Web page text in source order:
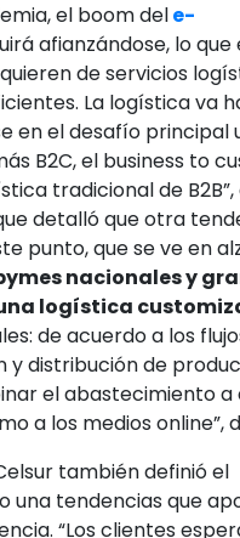
el boom dele-
afianzándose, lo que
de servicios
La logística va
en el desafío principal
B2C, el business to
tradicional de B2B”,
detalló que otra
punto, que se ve en
nacionales y
logística
de acuerdo a los
y distribución de
el abastecimiento a
a los medios online”,
también definió el
una tendencias que
“Los clientes